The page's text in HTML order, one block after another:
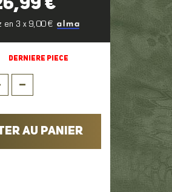
€
en 3 x 9,00 €
DERNIERE PIECE
AU PANIER